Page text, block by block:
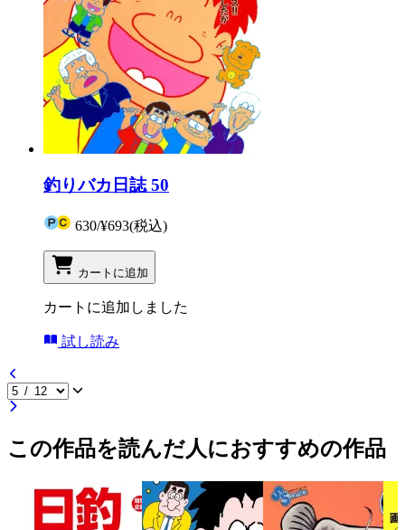
釣りバカ日誌 50
630/¥693(税込)
カートに追加
カートに追加しました
試し読み
この作品を読んだ人におすすめの作品